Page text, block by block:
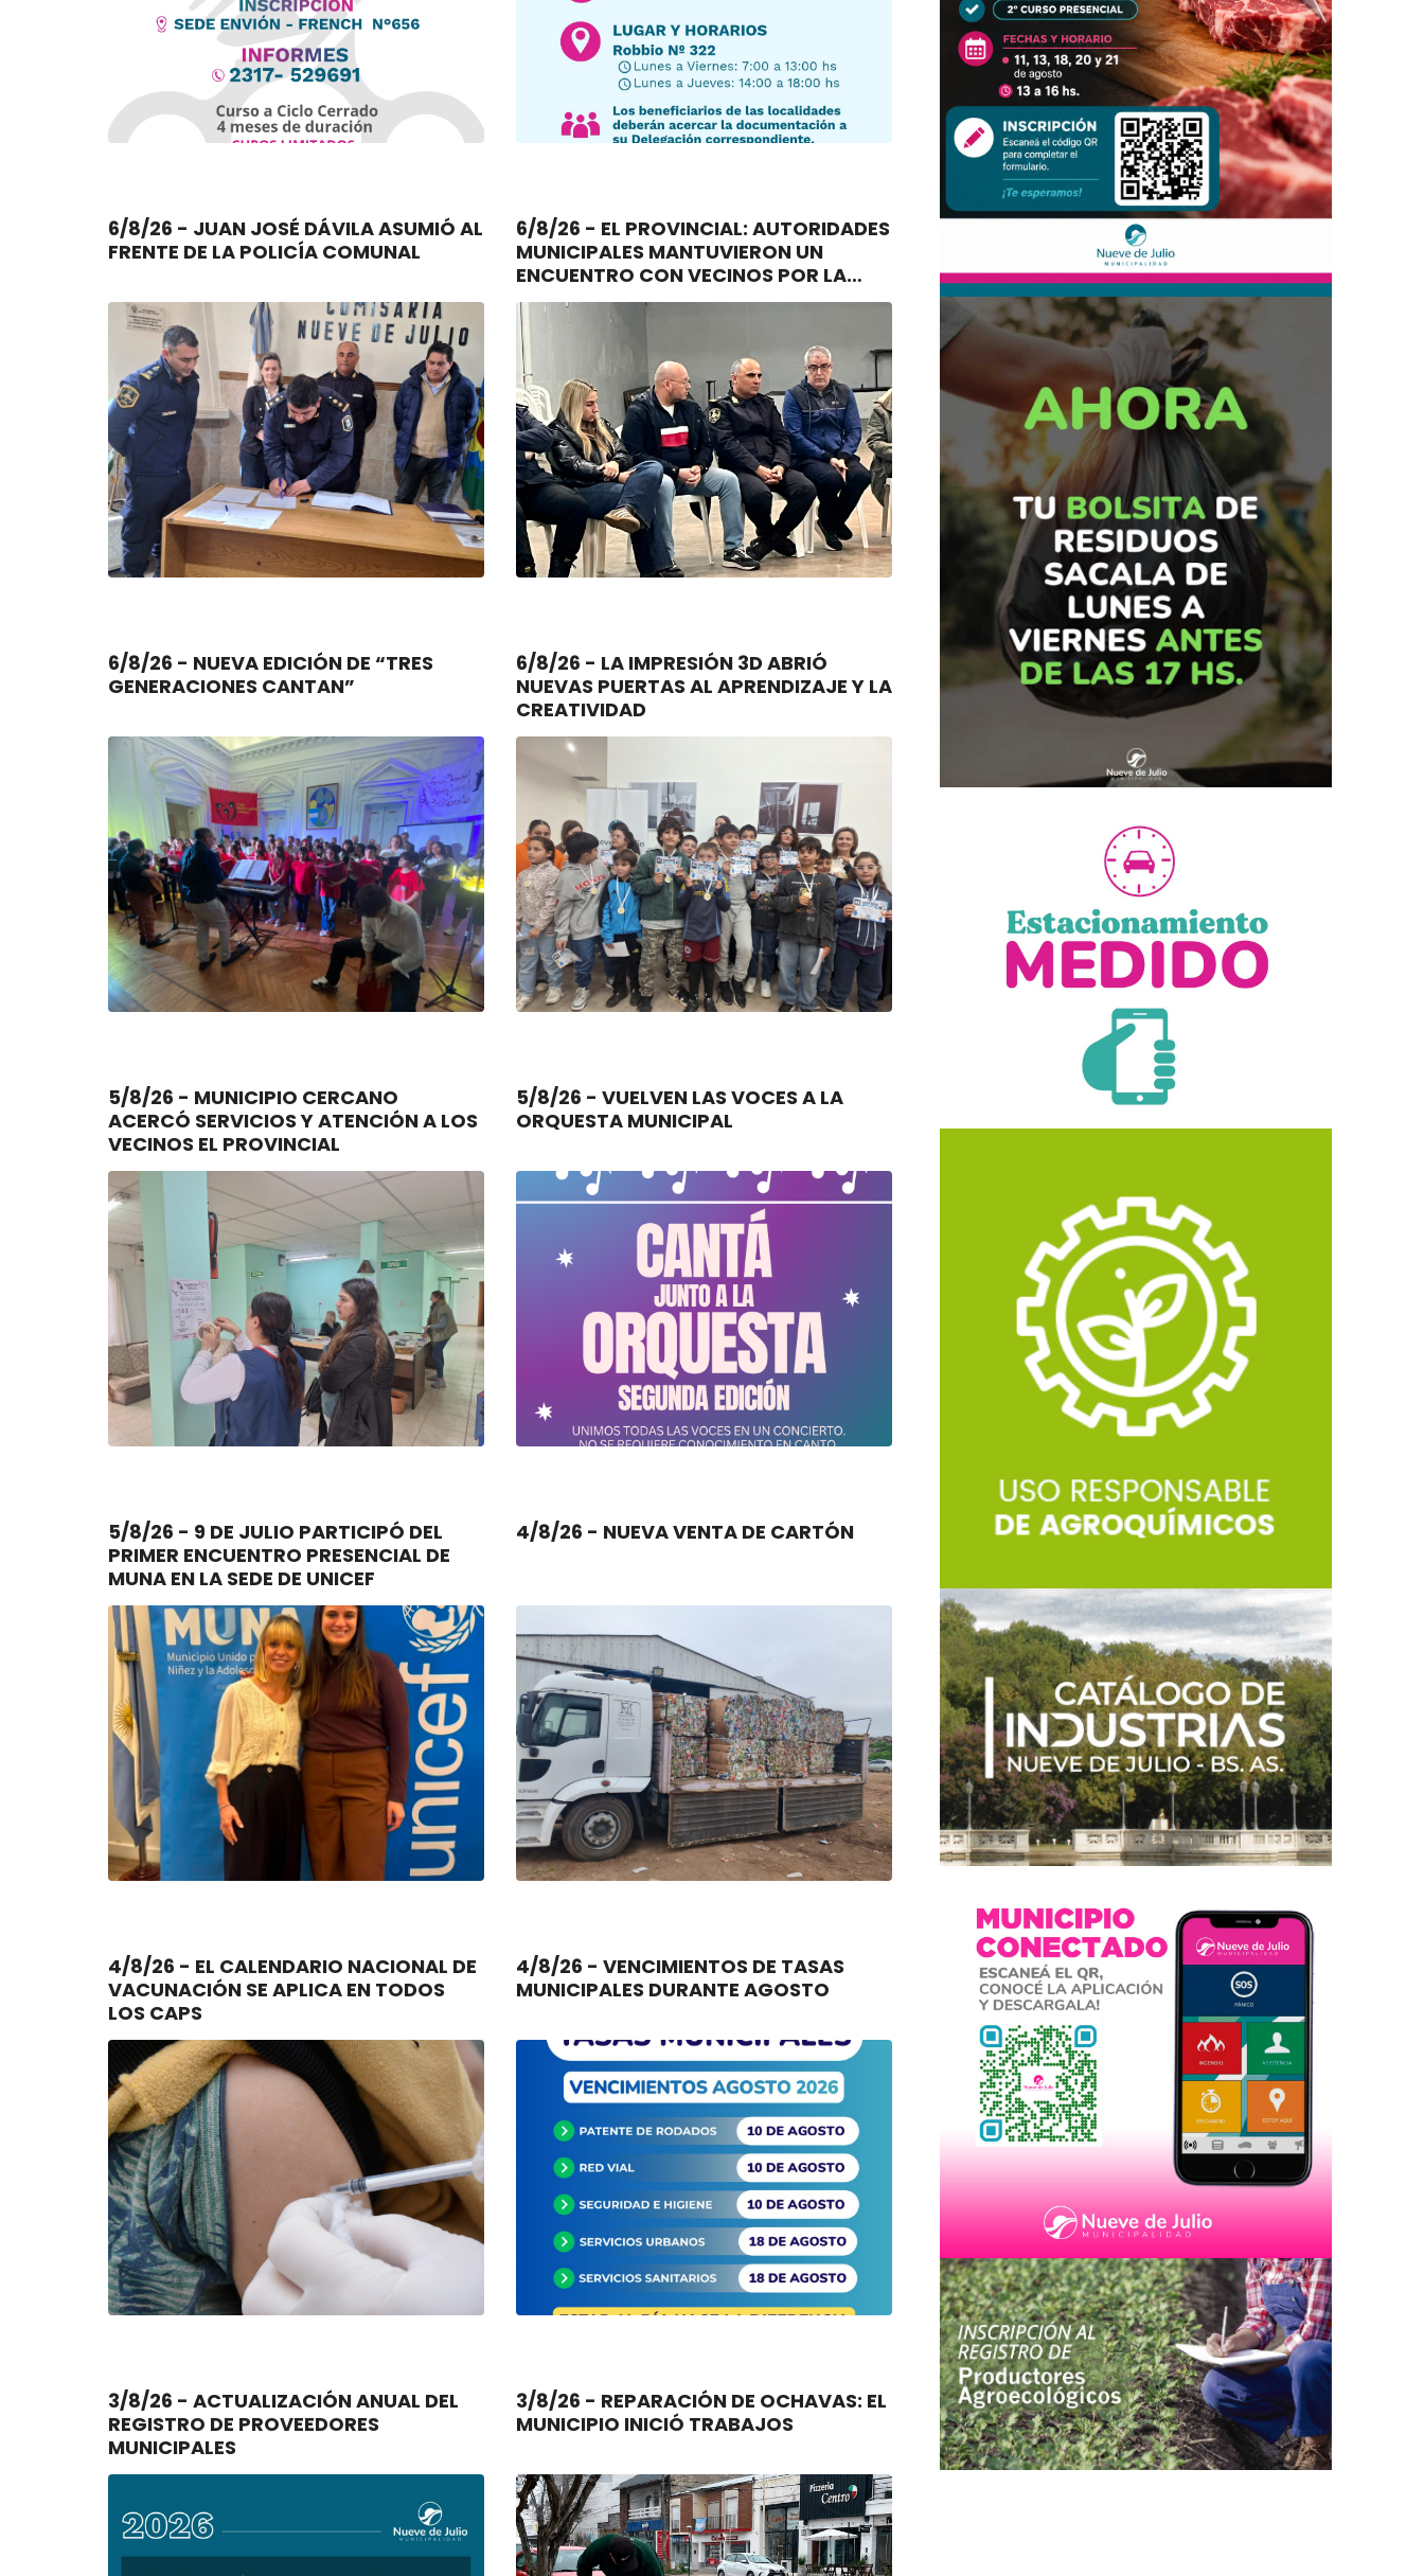
6/8/26 - JUAN JOSÉ DÁVILA ASUMIÓ AL
FRENTE DE LA POLICÍA COMUNAL
6/8/26 - EL PROVINCIAL: AUTORIDADES
MUNICIPALES MANTUVIERON UN
ENCUENTRO CON VECINOS POR LA
SEGURIDAD
6/8/26 - NUEVA EDICIÓN DE “TRES
GENERACIONES CANTAN”
6/8/26 - LA IMPRESIÓN 3D ABRIÓ
NUEVAS PUERTAS AL APRENDIZAJE Y LA
CREATIVIDAD
5/8/26 - MUNICIPIO CERCANO
ACERCÓ SERVICIOS Y ATENCIÓN A LOS
VECINOS EL PROVINCIAL
5/8/26 - VUELVEN LAS VOCES A LA
ORQUESTA MUNICIPAL
5/8/26 - 9 DE JULIO PARTICIPÓ DEL
PRIMER ENCUENTRO PRESENCIAL DE
MUNA EN LA SEDE DE UNICEF
4/8/26 - NUEVA VENTA DE CARTÓN
4/8/26 - EL CALENDARIO NACIONAL DE
VACUNACIÓN SE APLICA EN TODOS
LOS CAPS
4/8/26 - VENCIMIENTOS DE TASAS
MUNICIPALES DURANTE AGOSTO
3/8/26 - ACTUALIZACIÓN ANUAL DEL
REGISTRO DE PROVEEDORES
MUNICIPALES
3/8/26 - REPARACIÓN DE OCHAVAS: EL
MUNICIPIO INICIÓ TRABAJOS